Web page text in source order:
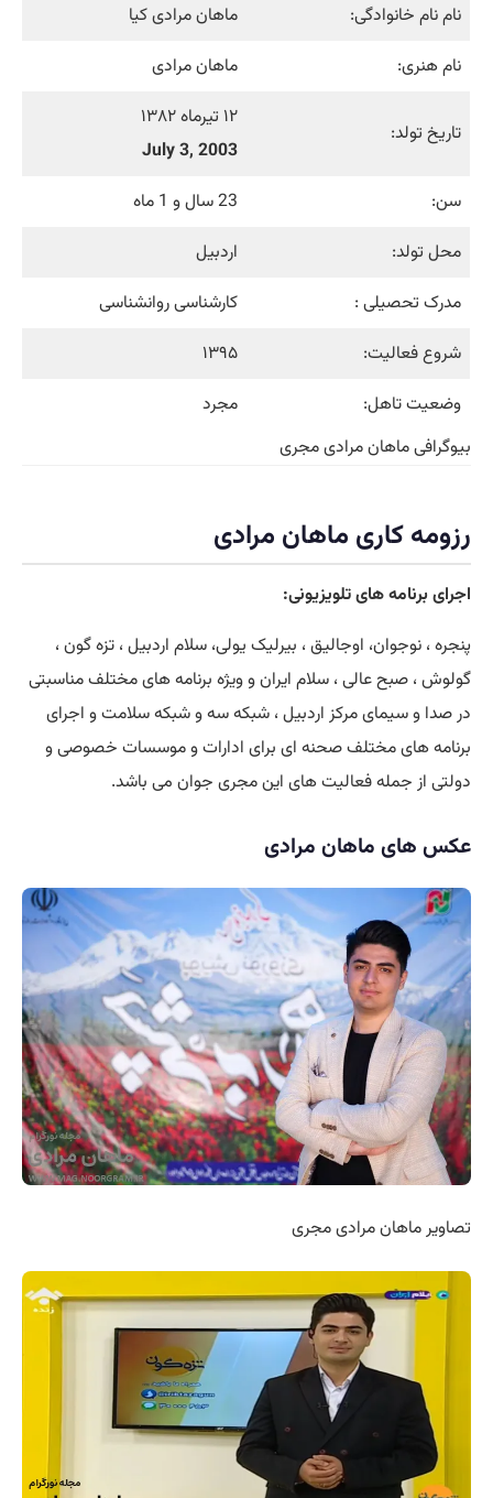
نام نام خانوادگی:
ماهان مرادی کیا
نام هنری:
ماهان مرادی
تاریخ تولد:
۱۲ تیرماه ۱۳۸۲
July 3, 2003
سن:
23 سال و 1 ماه
محل تولد:
اردبیل
مدرک تحصیلی :
کارشناسی روانشناسی
شروع فعالیت:
۱۳۹۵
وضعیت تاهل:
مجرد
بیوگرافی ماهان مرادی مجری
رزومه کاری ماهان مرادی
اجرای برنامه های تلویزیونی:
پنجره ، نوجوان، اوجالیق ، بیرلیک یولی، سلام اردبیل ، تزه گون ،
گولوش ، صبح عالی ، سلام ایران و ویژه برنامه های مختلف مناسبتی
در صدا و سیمای مرکز اردبیل ، شبکه سه و شبکه سلامت و اجرای
برنامه های مختلف صحنه ای برای ادارات و موسسات خصوصی و
دولتی از جمله فعالیت های این مجری جوان می باشد.
عکس های ماهان مرادی
تصاویر ماهان مرادی مجری